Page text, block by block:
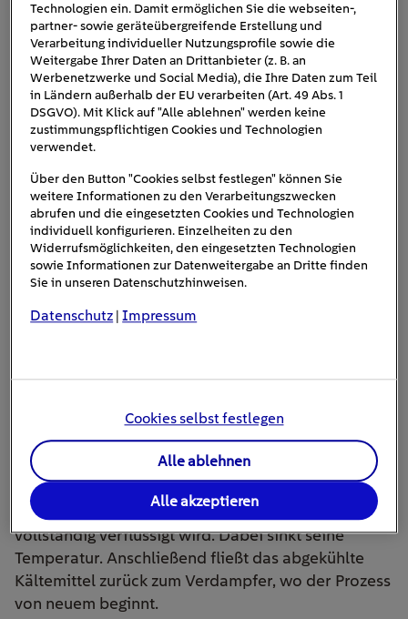
Wasser-Wasser-Wärmepumpen. Jede Art hat ihre
spezifischen Vor- und Nachteile. Das grundsätzliche
Funktionsprinzip ist aber auch im Winter gleich:
Wärmeaufnahme: Eine Wärmepumpe entzieht
Wärme aus einer Quelle (z.B. Luft, Wasser, Erde).
wird ein Kältemittel, das bei niedrigen
Temperaturen verdampft, durch die aufgenommene
Wärme zum Verdampfen gebracht.
Kompressor: Das dampfförmige Kältemittel
Verdichtung erhöht sich die Temperatur des
Kondensator: Im Kondensator gibt der heiße
Heizsystem (z.B. Fußbodenheizung, Heizkörper)
übertragen. Dabei kondensiert das Kältemittel .
Expansionsventil: Das Kältemittel wird durch
ein Expansionsventil geleitet, wo es entspannt und
vollständig verflüssigt wird. Dabei sinkt seine
Temperatur. Anschließend fließt das abgekühlte
Kältemittel zurück zum Verdampfer, wo der Prozess
von neuem beginnt.
Technologien ein. Damit ermöglichen Sie die webseiten-,
partner- sowie geräteübergreifende Erstellung und
Verarbeitung individueller Nutzungsprofile sowie die
Weitergabe Ihrer Daten an Drittanbieter (z. B. an
Werbenetzwerke und Social Media), die Ihre Daten zum Teil
in Ländern außerhalb der EU verarbeiten (Art. 49 Abs. 1
DSGVO). Mit Klick auf "Alle ablehnen" werden keine
zustimmungspflichtigen Cookies und Technologien
verwendet.
Über den Button "Cookies selbst festlegen" können Sie
weitere Informationen zu den Verarbeitungszwecken
abrufen und die eingesetzten Cookies und Technologien
individuell konfigurieren. Einzelheiten zu den
Widerrufsmöglichkeiten, den eingesetzten Technologien
sowie Informationen zur Datenweitergabe an Dritte finden
Sie in unseren Datenschutzhinweisen.
Datenschutz |Impressum
Cookies selbst festlegen
Alle ablehnen
Alle akzeptieren